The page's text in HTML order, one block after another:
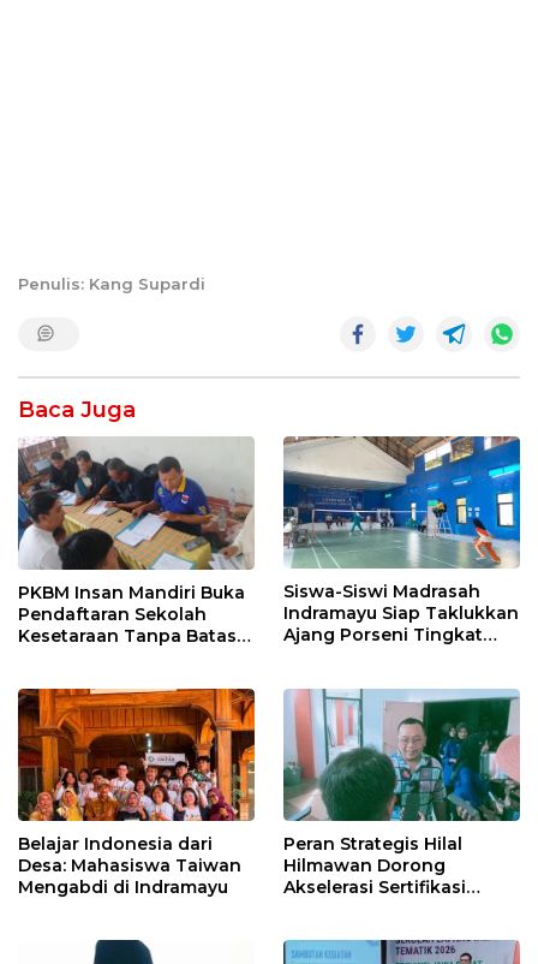
Penulis: Kang Supardi
Baca Juga
PKBM Insan Mandiri Buka
Pendaftaran Sekolah
Kesetaraan Tanpa Batas
Siswa-Siswi Madrasah
Indramayu Siap Taklukkan
Ajang Porseni Tingkat
Belajar Indonesia dari
Desa: Mahasiswa Taiwan
Mengabdi di Indramayu
Peran Strategis Hilal
Hilmawan Dorong
Akselerasi Sertifikasi
Indramayu